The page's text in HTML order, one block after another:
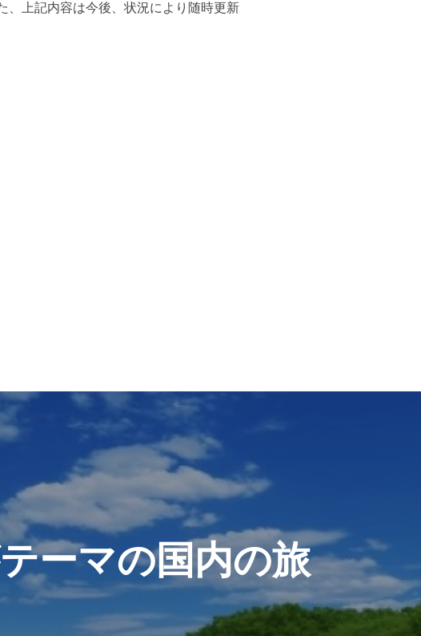
上記内容は今後、状況により随時更新
ーマの国内の旅